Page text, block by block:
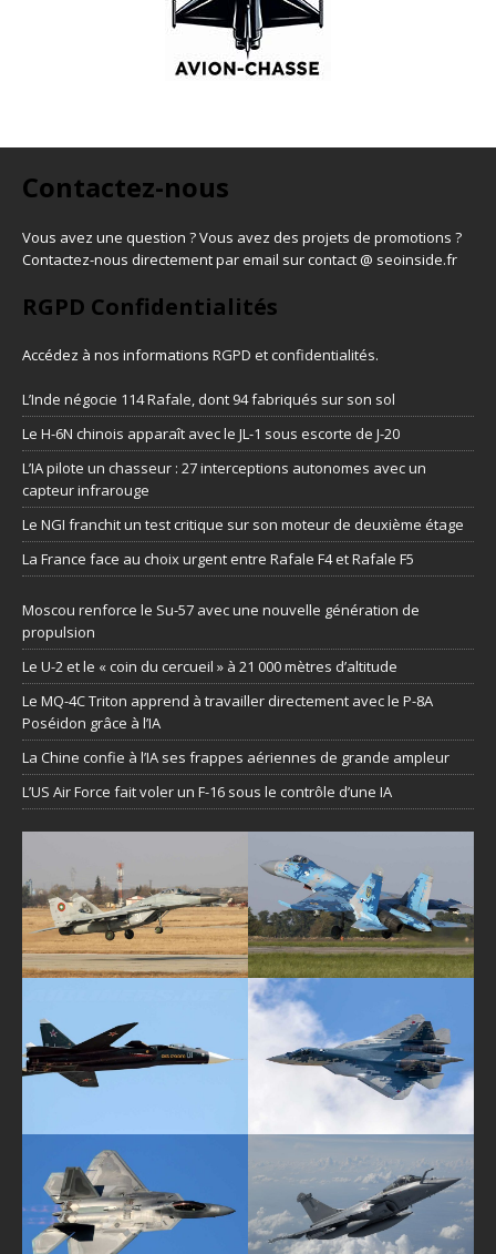
Contactez-nous
Vous avez une question ? Vous avez des projets de promotions ?
Contactez-nous directement par email sur contact @ seoinside.fr
RGPD Confidentialités
Accédez à nos informations RGPD et confidentialités.
L’Inde négocie 114 Rafale, dont 94 fabriqués sur son sol
Le H-6N chinois apparaît avec le JL-1 sous escorte de J-20
L’IA pilote un chasseur : 27 interceptions autonomes avec un
capteur infrarouge
Le NGI franchit un test critique sur son moteur de deuxième étage
La France face au choix urgent entre Rafale F4 et Rafale F5
Moscou renforce le Su-57 avec une nouvelle génération de
propulsion
Le U-2 et le « coin du cercueil » à 21 000 mètres d’altitude
Le MQ-4C Triton apprend à travailler directement avec le P-8A
Poséidon grâce à l’IA
La Chine confie à l’IA ses frappes aériennes de grande ampleur
L’US Air Force fait voler un F-16 sous le contrôle d’une IA